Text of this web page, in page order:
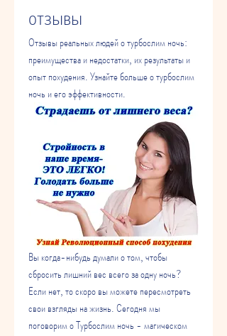
отзывы
Отзывы реальных людей о турбослим ночь:
преимущества и недостатки, их результаты и
опыт похудения. Узнайте больше о турбослим
ночь и его эффективности.
Вы когда-нибудь думали о том, чтобы
сбросить лишний вес всего за одну ночь?
Если нет, то скоро вы можете пересмотреть
свои взгляды на жизнь. Сегодня мы
поговорим о Турбослим ночь - магическом